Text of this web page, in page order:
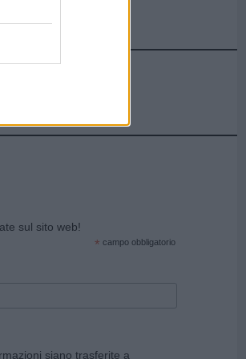
sul sito web!
* campo obbligatorio
siano trasferite a